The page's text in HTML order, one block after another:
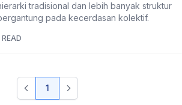
tradisional dan lebih banyak struktur
pada kecerdasan kolektif.
1